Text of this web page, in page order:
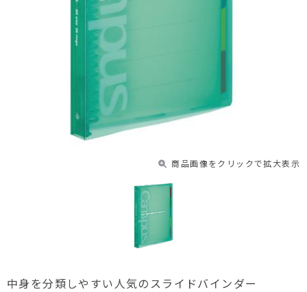
商品画像をクリックで拡大表示
中身を分類しやすい人気のスライドバインダー